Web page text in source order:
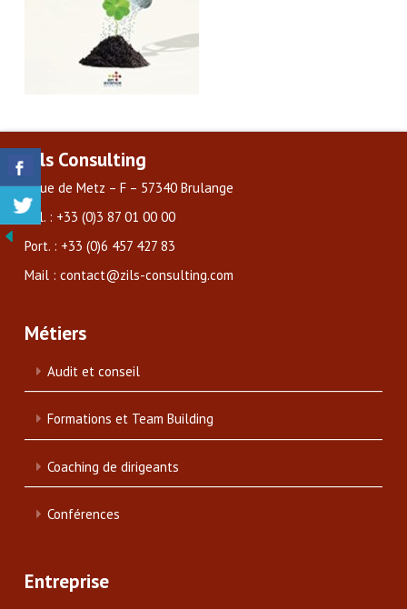
Zils Consulting
3 rue de Metz – F – 57340 Brulange
Tél. : +33 (0)3 87 01 00 00
Port. : +33 (0)6 457 427 83
Mail : contact@zils-consulting.com
Métiers
Audit et conseil
Formations et Team Building
Coaching de dirigeants
Conférences
Entreprise